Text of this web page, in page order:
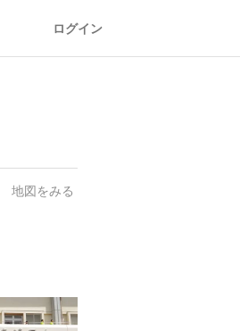
ログイン
28.522 px
地図をみる